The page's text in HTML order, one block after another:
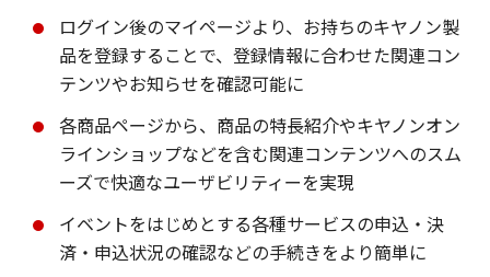
ログイン後のマイページより、お持ちのキヤノン製
品を登録することで、登録情報に合わせた関連コン
テンツやお知らせを確認可能に
各商品ページから、商品の特長紹介やキヤノンオン
ラインショップなどを含む関連コンテンツへのスム
ーズで快適なユーザビリティーを実現
イベントをはじめとする各種サービスの申込・決
済・申込状況の確認などの手続きをより簡単に